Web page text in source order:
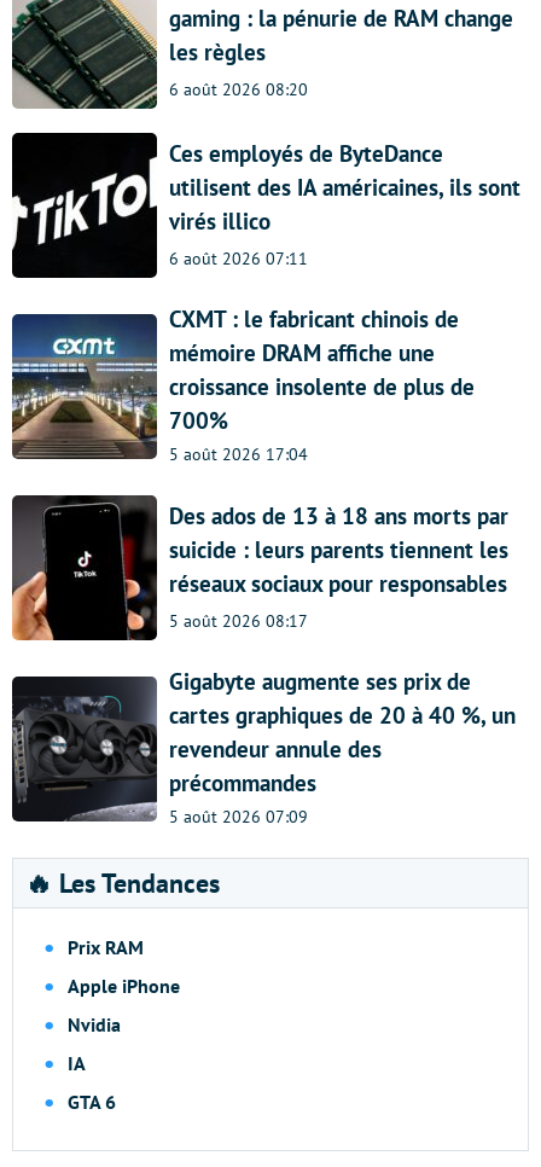
gaming : la pénurie de RAM change
les règles
6 août 2026 08:20
Ces employés de ByteDance
utilisent des IA américaines, ils sont
virés illico
6 août 2026 07:11
CXMT : le fabricant chinois de
mémoire DRAM affiche une
croissance insolente de plus de
700%
5 août 2026 17:04
Des ados de 13 à 18 ans morts par
suicide : leurs parents tiennent les
réseaux sociaux pour responsables
5 août 2026 08:17
Gigabyte augmente ses prix de
cartes graphiques de 20 à 40 %, un
revendeur annule des
précommandes
5 août 2026 07:09
🔥 Les Tendances
Prix RAM
Apple iPhone
Nvidia
IA
GTA 6